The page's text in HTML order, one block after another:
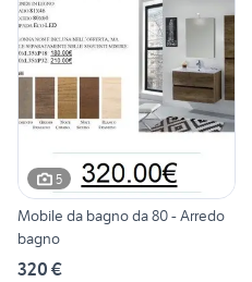
5
Mobile da bagno da 80 - Arredo
bagno
320 €